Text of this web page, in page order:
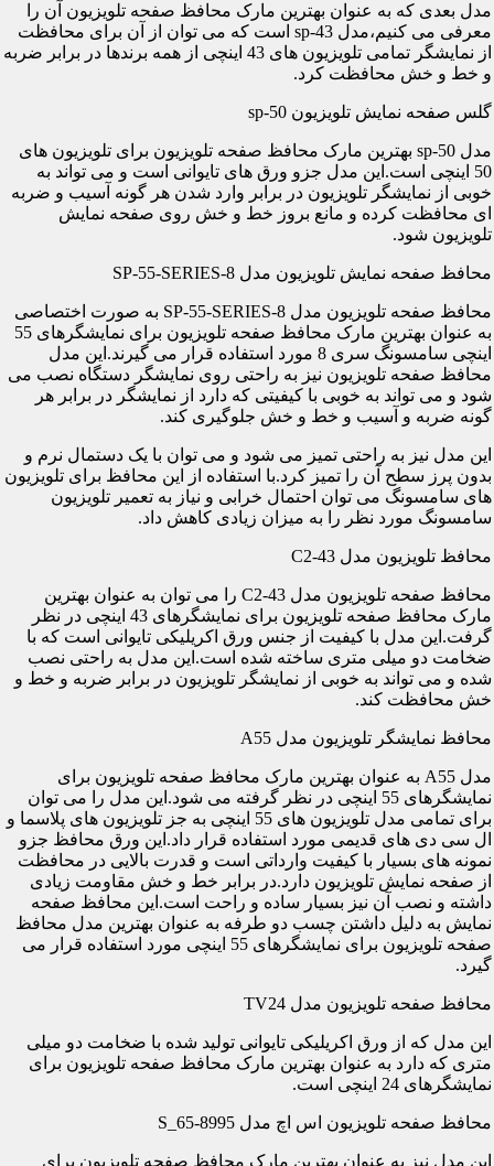
مدل بعدی که به عنوان بهترین مارک محافظ صفحه تلویزیون آن را
معرفی می کنیم،مدل sp-43 است که می توان از آن برای محافظت
از نمایشگر تمامی تلویزیون های 43 اینچی از همه برندها در برابر ضربه
و خط و خش محافظت کرد.
گلس صفحه نمایش تلویزیون sp-50
مدل sp-50 بهترین مارک محافظ صفحه تلویزیون برای تلویزیون های
50 اینچی است.این مدل جزو ورق های تایوانی است و می تواند به
خوبی از نمایشگر تلویزیون در برابر وارد شدن هر گونه آسیب و ضربه
ای محافظت کرده و مانع بروز خط و خش روی صفحه نمایش
تلویزیون شود.
محافظ صفحه نمایش تلویزیون مدل SP-55-SERIES-8
محافظ صفحه تلویزیون مدل SP-55-SERIES-8 به صورت اختصاصی
به عنوان بهترین مارک محافظ صفحه تلویزیون برای نمایشگرهای 55
اینچی سامسونگ سری 8 مورد استفاده قرار می گیرند.این مدل
محافظ صفحه تلویزیون نیز به راحتی روی نمایشگر دستگاه نصب می
شود و می تواند به خوبی با کیفیتی که دارد از نمایشگر در برابر هر
گونه ضربه و آسیب و خط و خش جلوگیری کند.
این مدل نیز به راحتی تمیز می شود و می توان با یک دستمال نرم و
بدون پرز سطح آن را تمیز کرد.با استفاده از این محافظ برای تلویزیون
های سامسونگ می توان احتمال خرابی و نیاز به تعمیر تلویزیون
سامسونگ مورد نظر را به میزان زیادی کاهش داد.
محافظ تلویزیون مدل C2-43
محافظ صفحه تلویزیون مدل C2-43 را می توان به عنوان بهترین
مارک محافظ صفحه تلویزیون برای نمایشگرهای 43 اینچی در نظر
گرفت.این مدل با کیفیت از جنس ورق اکریلیکی تایوانی است که با
ضخامت دو میلی متری ساخته شده است.این مدل به راحتی نصب
شده و می تواند به خوبی از نمایشگر تلویزیون در برابر ضربه و خط و
خش محافظت کند.
محافظ نمایشگر تلویزیون مدل A55
مدل A55 به عنوان بهترین مارک محافظ صفحه تلویزیون برای
نمایشگرهای 55 اینچی در نظر گرفته می شود.این مدل را می توان
برای تمامی مدل تلویزیون های 55 اینچی به جز تلویزیون های پلاسما و
ال سی دی های قدیمی مورد استفاده قرار داد.این ورق محافظ جزو
نمونه های بسیار با کیفیت وارداتی است و قدرت بالایی در محافظت
از صفحه نمایش تلویزیون دارد.در برابر خط و خش مقاومت زیادی
داشته و نصب آن نیز بسیار ساده و راحت است.این محافظ صفحه
نمایش به دلیل داشتن چسب دو طرفه به عنوان بهترین مدل محافظ
صفحه تلویزیون برای نمایشگرهای 55 اینچی مورد استفاده قرار می
گیرد.
محافظ صفحه تلویزیون مدل TV24
این مدل که از ورق اکریلیکی تایوانی تولید شده با ضخامت دو میلی
متری که دارد به عنوان بهترین مارک محافظ صفحه تلویزیون برای
نمایشگرهای 24 اینچی است.
محافظ صفحه تلویزیون اس اچ مدل S_65-8995
این مدل نیز به عنوان بهترین مارک محافظ صفحه تلویزیون برای